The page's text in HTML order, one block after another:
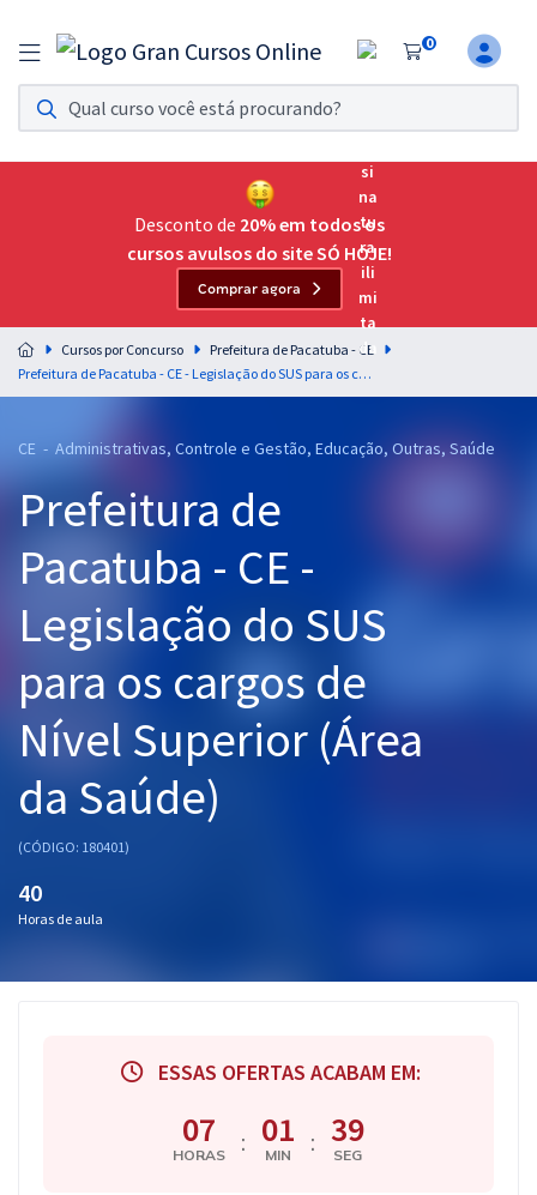
0
Assinatura Ilimitada 11
Acesso a todos os cursos. Teste grátis por 7 dias!
Assinatura OAB Até Passar
Acesso ilimitado a toda preparação para o Exame da
Residências Multiprofissionais
Preparação completa e intensiva para as principais
residências em saúde do Brasil
Cursos 20% OFF
Pós
Graduação
OAB
Mentorias
Questões grátis
Aprovados
Desconto de 20% em todos os
cursos avulsos do site SÓ HOJE!
Comprar agora
Cursos por Concurso
Prefeitura de Pacatuba - CE
Prefeitura de Pacatuba - CE - Legislação do SUS para os cargos de Nível Superior (Área da Saúde)
CE - Administrativas, Controle e Gestão, Educação, Outras, Saúde
Prefeitura de
Pacatuba - CE -
Legislação do SUS
para os cargos de
Nível Superior (Área
da Saúde)
(CÓDIGO: 180401)
40
Horas de aula
ESSAS OFERTAS ACABAM EM:
07
HORAS : 01
MIN : 38
SEG